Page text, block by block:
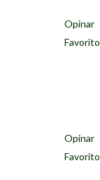
Opinar
Favorito
Opinar
Favorito